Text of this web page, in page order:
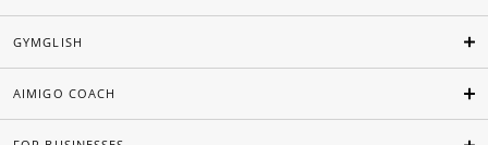
GYMGLISH
AIMIGO COACH